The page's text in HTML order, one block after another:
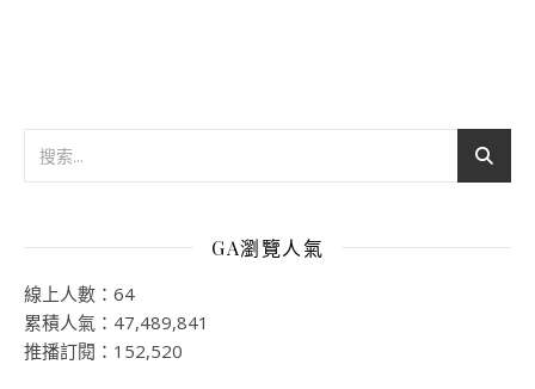
GA瀏覽人氣
線上人數：64
累積人氣：47,489,841
推播訂閱：152,520